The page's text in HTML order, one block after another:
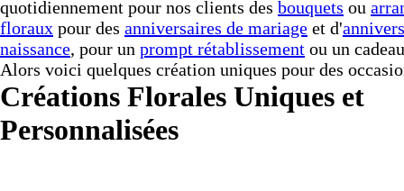
quotidiennement pour nos clients des bouquets ou
floraux pour des anniversaires de mariage et d'
naissance, pour un prompt rétablissement ou un
Alors voici quelques création uniques pour des
Créations Florales Uniques et
Personnalisées